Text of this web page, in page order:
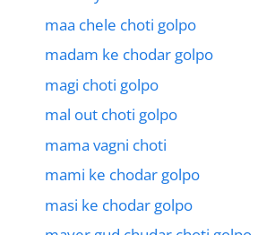
maa chele choti golpo
madam ke chodar golpo
magi choti golpo
mal out choti golpo
mama vagni choti
mami ke chodar golpo
masi ke chodar golpo